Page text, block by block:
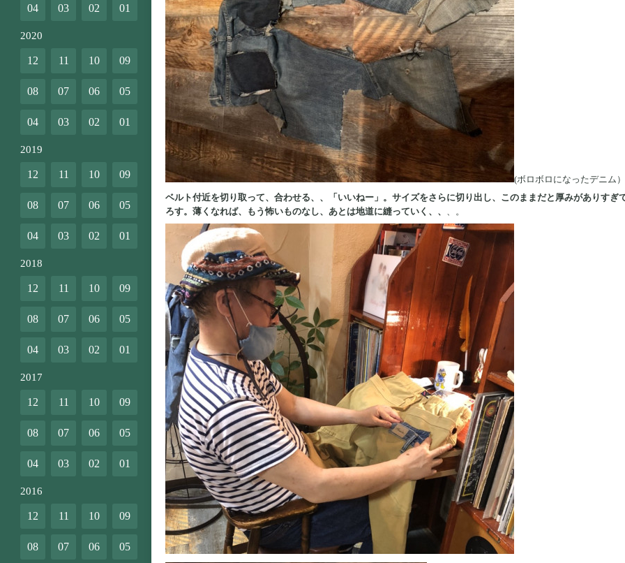
(ボロボロになったデニム）
ベルト付近を切り取って、合わせる、、「いいねー」。サイズをさらに切り出し、このままだと厚みがありす
ろす。薄くなれば、もう怖いものなし、あとは地道に縫っていく、、 、。
04 03 02 01
2020
12 11 10 09
08 07 06 05
04 03 02 01
2019
12 11 10 09
08 07 06 05
04 03 02 01
2018
12 11 10 09
08 07 06 05
04 03 02 01
2017
12 11 10 09
08 07 06 05
04 03 02 01
2016
12 11 10 09
08 07 06 05